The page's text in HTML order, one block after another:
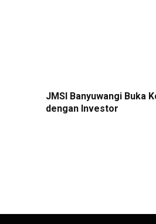
JMSI Banyuwangi Buka
dengan Investor